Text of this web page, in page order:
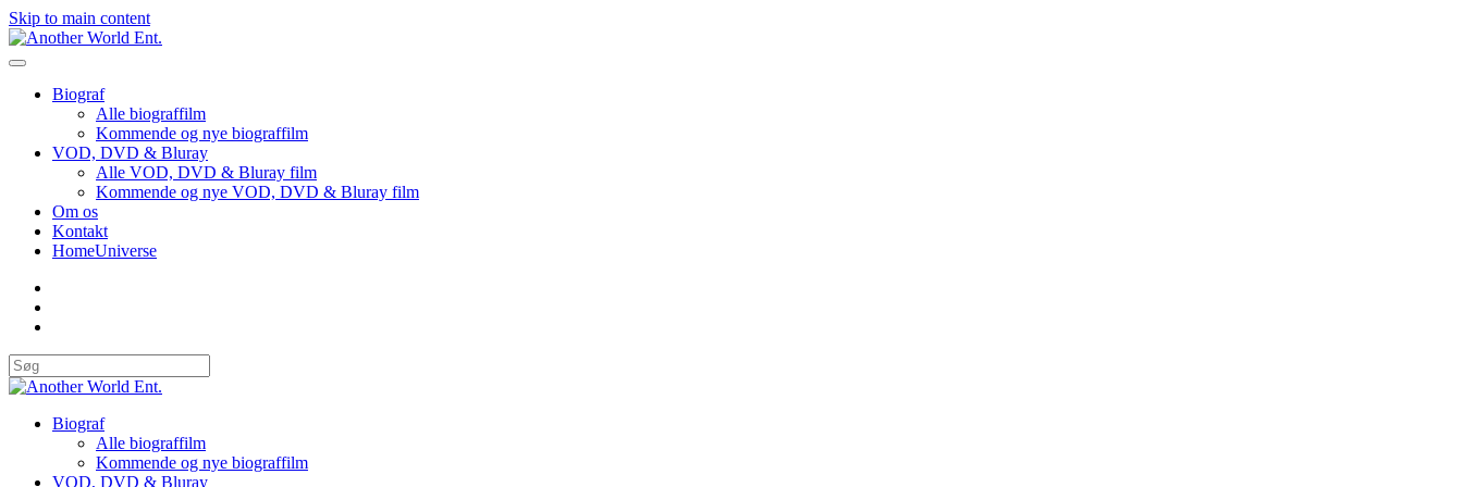
Skip to main content
Biograf
Alle biograffilm
Kommende og nye biograffilm
VOD, DVD & Bluray
Alle VOD, DVD & Bluray film
Kommende og nye VOD, DVD & Bluray film
Om os
Kontakt
HomeUniverse
Biograf
Alle biograffilm
Kommende og nye biograffilm
VOD, DVD & Bluray